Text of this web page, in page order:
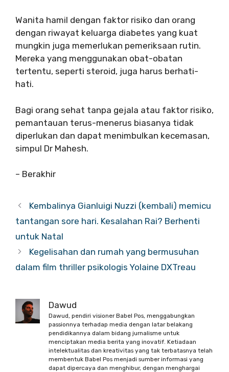
Wanita hamil dengan faktor risiko dan orang
dengan riwayat keluarga diabetes yang kuat
mungkin juga memerlukan pemeriksaan rutin.
Mereka yang menggunakan obat-obatan
tertentu, seperti steroid, juga harus berhati-
hati.
Bagi orang sehat tanpa gejala atau faktor risiko,
pemantauan terus-menerus biasanya tidak
diperlukan dan dapat menimbulkan kecemasan,
simpul Dr Mahesh.
– Berakhir
Kembalinya Gianluigi Nuzzi (kembali) memicu
tantangan sore hari. Kesalahan Rai? Berhenti
untuk Natal
Kegelisahan dan rumah yang bermusuhan
dalam film thriller psikologis Yolaine DXTreau
Dawud
Dawud, pendiri visioner Babel Pos, menggabungkan
passionnya terhadap media dengan latar belakang
pendidikannya dalam bidang jurnalisme untuk
menciptakan media berita yang inovatif. Ketiadaan
intelektualitas dan kreativitas yang tak terbatasnya telah
membentuk Babel Pos menjadi sumber informasi yang
dapat dipercaya dan menghibur, dengan menghargai